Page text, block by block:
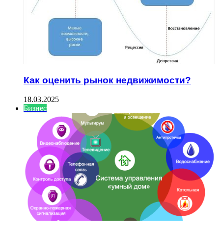
Как оценить рынок недвижимости?
18.03.2025
Бизнес